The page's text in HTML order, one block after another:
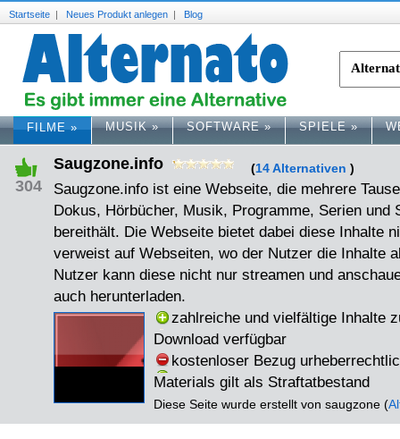
Startseite | Neues Produkt anlegen | Blog
FILME» MUSIK» SOFTWARE» SPIELE»
304
Saugzone.info (14 Alternativen )
Saugzone.info ist eine Webseite, die mehrere
Dokus, Hörbücher, Musik, Programme, Serien und
bereithält. Die Webseite bietet dabei diese Inhalte
verweist auf Webseiten, wo der Nutzer die Inhalte
Nutzer kann diese nicht nur streamen und
auch herunterladen.
zahlreiche und vielfältige Inhalte
Download verfügbar
kostenloser Bezug
Materials gilt als Straftatbestand
Diese Seite wurde erstellt von saugzone (